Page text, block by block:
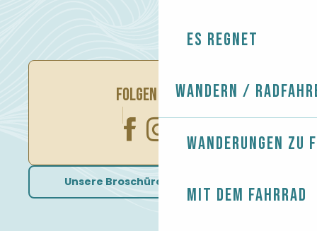
Es regnet
Wandern /
Wanderungen zu
Mit dem Fahrrad
FOLGEN SIE UNS
Unsere Broschüren herunterladen